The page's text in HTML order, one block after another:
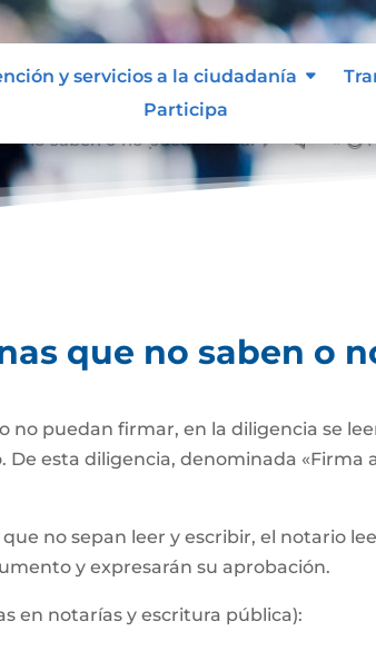
y servicios a la ciudadanía
Participa
no saben o no puede firmar
que no saben o
no puedan firmar, en la diligencia se
esta diligencia, denominada «Firma
no sepan leer y escribir, el notario
y expresarán su aprobación.
en notarías y escritura pública):